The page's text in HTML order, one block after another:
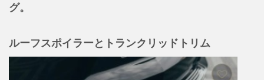
グ。
ルーフスポイラーとトランクリッドトリム